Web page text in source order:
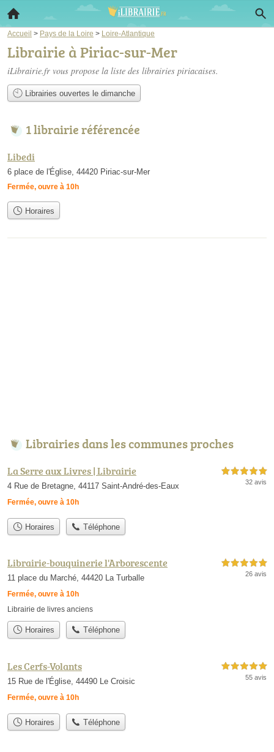
Accueil > Pays de la Loire > Loire-Atlantique
Librairie à Piriac-sur-Mer
iLibrairie.fr vous propose la liste des librairies piriacaises.
Librairies ouvertes le dimanche
1 librairie référencée
Libedi
6 place de l'Église, 44420 Piriac-sur-Mer
Fermée, ouvre à 10h
Horaires
Librairies dans les communes proches
La Serre aux Livres | Librairie
4 Rue de Bretagne, 44117 Saint-André-des-Eaux
Fermée, ouvre à 10h
5,0 étoiles sur 5
32 avis
Horaires Téléphone
Librairie-bouquinerie l'Arborescente
11 place du Marché, 44420 La Turballe
Fermée, ouvre à 10h
5,0 étoiles sur 5
26 avis
Librairie de livres anciens
Horaires Téléphone
Les Cerfs-Volants
15 Rue de l'Église, 44490 Le Croisic
Fermée, ouvre à 10h
5,0 étoiles sur 5
55 avis
Horaires Téléphone